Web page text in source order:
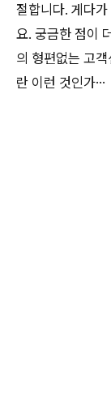
절합니다. 게다
요. 궁금한 점이
의 형편없는 고
란 이런 것인가…